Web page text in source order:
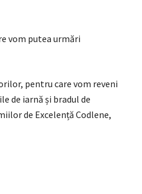
vom putea urmări
pentru care vom reveni
de iarnă și bradul de
de Excelență Codlene,